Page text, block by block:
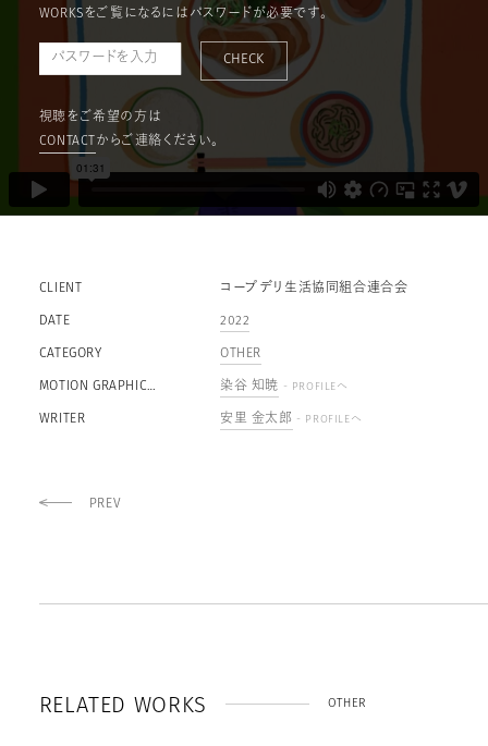
WORKSをご覧になるにはパスワードが必要です。
CHECK
視聴をご希望の方は
CONTACT からご連絡ください。
CLIENT コープデリ生活協同組合連合会
DATE 2022
CATEGORY OTHER
MOTION GRAPHIC
DESIGNER
染谷 知暁 - PROFILEへ
WRITER 安里 金太郎 - PROFILEへ
PREV
R E LA ED WO R KS OTHER